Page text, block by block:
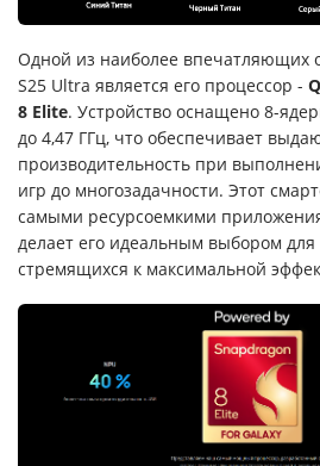
Одной из наиболее впечатляющих
S25 Ultra является его процессор -
8 Elite. Устройство оснащено 8-
до 4,47 ГГц, что обеспечивает
производительность при
игр до многозадачности. Этот
самыми ресурсоемкими
делает его идеальным выбором для
стремящихся к максимальной